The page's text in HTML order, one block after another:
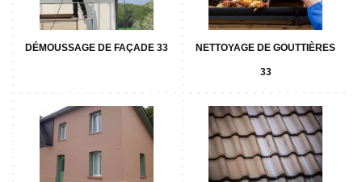
DÉMOUSSAGE DE FAÇADE 33 NETTOYAGE DE GOUTTIÈRES
33